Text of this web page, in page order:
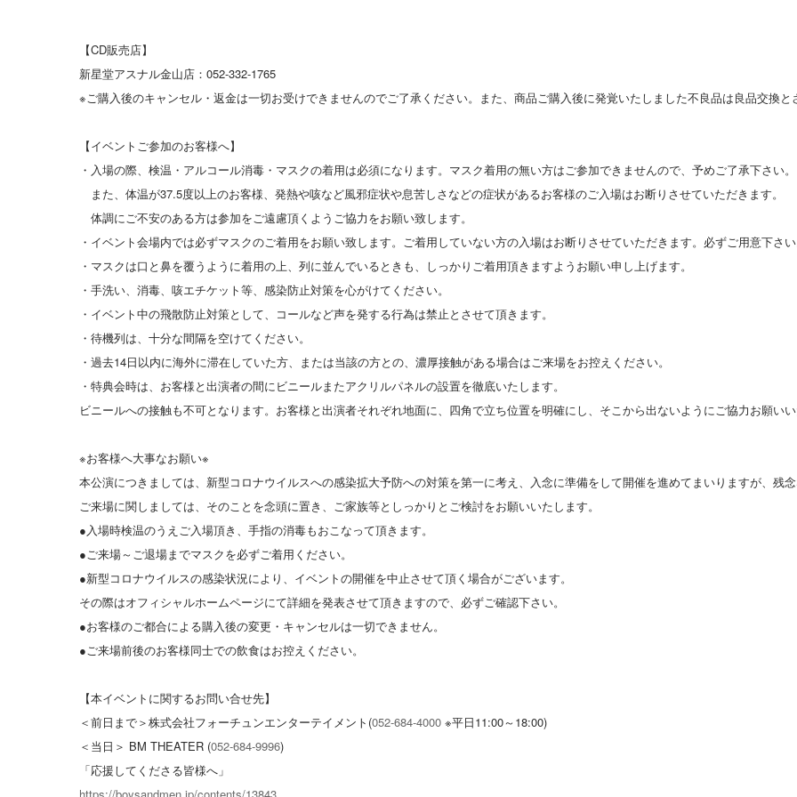
【CD販売店】
新星堂アスナル金山店：052-332-1765
※ご購入後のキャンセル・返金は一切お受けできませんのでご了承ください。また、商品ご購入後に発覚いたしました不良品は良品交換と
【イベントご参加のお客様へ】
・入場の際、検温・アルコール消毒・マスクの着用は必須になります。マスク着用の無い方はご参加できませんので、予めご了承下さい。
また、体温が37.5度以上のお客様、発熱や咳など風邪症状や息苦しさなどの症状があるお客様のご入場はお断りさせていただきます。
体調にご不安のある方は参加をご遠慮頂くようご協力をお願い致します。
・イベント会場内では必ずマスクのご着用をお願い致します。ご着用していない方の入場はお断りさせていただきます。必ずご用意下さい
・マスクは口と鼻を覆うように着用の上、列に並んでいるときも、しっかりご着用頂きますようお願い申し上げます。
・手洗い、消毒、咳エチケット等、感染防止対策を心がけてください。
・イベント中の飛散防止対策として、コールなど声を発する行為は禁止とさせて頂きます。
・待機列は、十分な間隔を空けてください。
・過去14日以内に海外に滞在していた方、または当該の方との、濃厚接触がある場合はご来場をお控えください。
・特典会時は、お客様と出演者の間にビニールまたアクリルパネルの設置を徹底いたします。
ビニールへの接触も不可となります。お客様と出演者それぞれ地面に、四角で立ち位置を明確にし、そこから出ないようにご協力お願いい
※お客様へ大事なお願い※
本公演につきましては、新型コロナウイルスへの感染拡大予防への対策を第一に考え、入念に準備をして開催を進めてまいりますが、残
ご来場に関しましては、そのことを念頭に置き、ご家族等としっかりとご検討をお願いいたします。
●入場時検温のうえご入場頂き、手指の消毒もおこなって頂きます。
●ご来場～ご退場までマスクを必ずご着用ください。
●新型コロナウイルスの感染状況により、イベントの開催を中止させて頂く場合がございます。
その際はオフィシャルホームページにて詳細を発表させて頂きますので、必ずご確認下さい。
●お客様のご都合による購入後の変更・キャンセルは一切できません。
●ご来場前後のお客様同士での飲食はお控えください。
【本イベントに関するお問い合せ先】
＜前日まで＞株式会社フォーチュンエンターテイメント(052-684-4000 ※平日11:00～18:00)
＜当日＞ BM THEATER (052-684-9996)
「応援してくださる皆様へ」
https://boysandmen.jp/contents/13843